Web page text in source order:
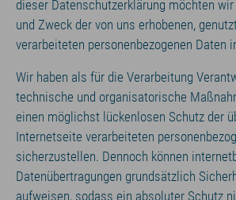
dieser Datenschutzerklärung möchten
und Zweck der von uns erhobenen,
verarbeiteten personenbezogenen Daten
Wir haben als für die Verarbeitung
technische und organisatorische
einen möglichst lückenlosen Schutz der
Internetseite verarbeiteten
sicherzustellen. Dennoch können
Datenübertragungen grundsätzlich
aufweisen, sodass ein absoluter Schutz